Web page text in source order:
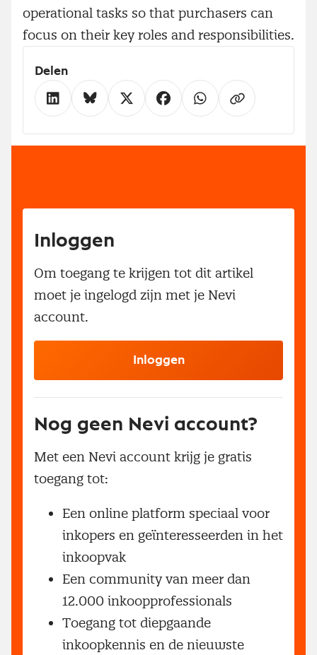
operational tasks so that purchasers can
focus on their key roles and responsibilities.
Delen
Inloggen
Om toegang te krijgen tot dit artikel
moet je ingelogd zijn met je Nevi
account.
Inloggen
Nog geen Nevi account?
Met een Nevi account krijg je gratis
toegang tot:
Een online platform speciaal voor
inkopers en geïnteresseerden in het
inkoopvak
Een community van meer dan
12.000 inkoopprofessionals
Toegang tot diepgaande
inkoopkennis en de nieuwste